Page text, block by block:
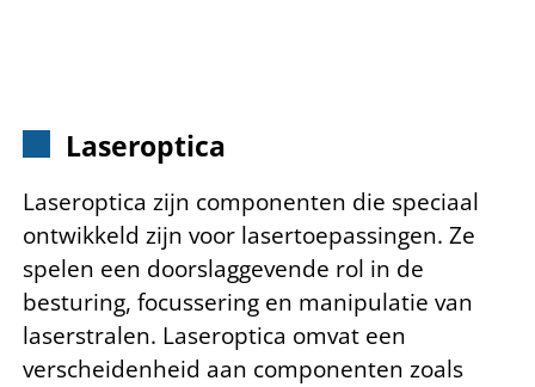
Laseroptica
Laseroptica zijn componenten die speciaal
ontwikkeld zijn voor lasertoepassingen. Ze
spelen een doorslaggevende rol in de
besturing, focussering en manipulatie van
laserstralen. Laseroptica omvat een
verscheidenheid aan componenten zoals